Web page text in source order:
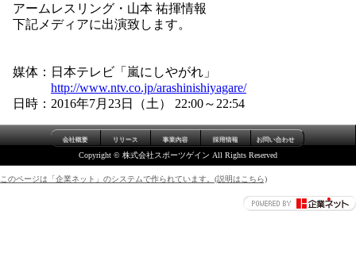
アームレスリング・山本 祐揮情報
下記メディアに出演致します。
媒体：日本テレビ「嵐にしやがれ」
http://www.ntv.co.jp/arashinishiyagare/
日時：2016年7月23日（土） 22:00～22:54
会社概要 リリース 事業内容 採用情報 お問い合わせ
Copyright © 株式会社スポーツゲイン All Rights Reserved
このページは「企業ネット」のシステムで作られています。(説明はこちら)